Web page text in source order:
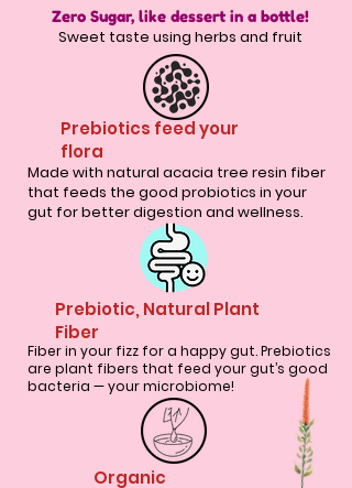
Zero Sugar, like dessert in a bottle!
Sweet taste using herbs and fruit
Prebiotics feed your
flora
Made with natural acacia tree resin fiber
that feeds the good probiotics in your
gut for better digestion and wellness.
Prebiotic, Natural Plant
Fiber
Fiber in your fizz for a happy gut. Prebiotics
are plant fibers that feed your gut’s good
bacteria — your microbiome!
Organic